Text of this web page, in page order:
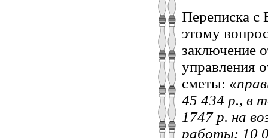
Переписка с
этому
заключение
управления
сметы: «
45 434 р., в
1747 р. на
работы: 10